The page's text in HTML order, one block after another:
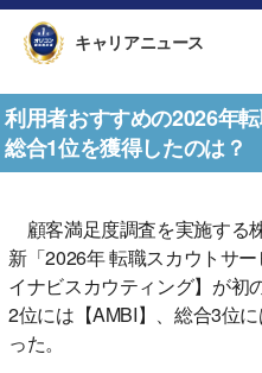
キャリアニュース
利用者おすすめの2026年
総合1位を獲得したのは？
顧客満足度調査を実施する
新「2026年 転職スカウトサ
イナビスカウティング】が初
2位には【AMBI】、総合3位
った。